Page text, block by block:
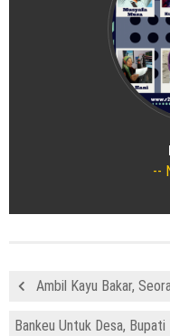
Ambil Kayu Bakar,
Bankeu Untuk Desa,